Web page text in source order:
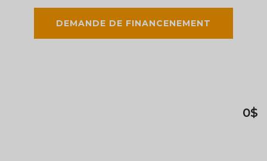
DEMANDE DE FINANCENEMENT
0$